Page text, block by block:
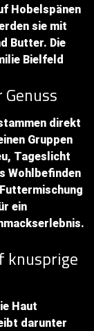
Hobelspänen
sie mit
Butter. Die
Bielfeld
direkt
Gruppen
Tageslicht
Wohlbefinden
ein
knusprige
Haut
darunter